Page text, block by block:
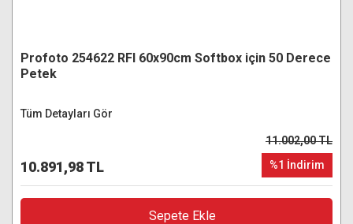
Profoto 254622 RFI 60x90cm Softbox için 50 Derece
Petek
Tüm Detayları Gör
10.891,98 TL
11.002,00 TL
%1 İndirim
Sepete Ekle